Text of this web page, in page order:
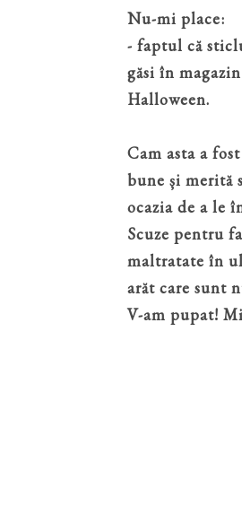
Nu-mi place:
- faptul că
găsi în
Halloween.
Cam asta a
bune și merită
ocazia de a le
Scuze pentru
maltratate în
arăt care sunt
V-am pupat!